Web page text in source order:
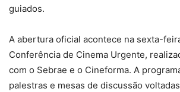
guiados.
A abertura oficial acontece na sexta-
Conferência de Cinema Urgente,
com o Sebrae e o Cineforma. A
palestras e mesas de discussão